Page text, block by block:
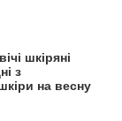
шкіряні
з
на весну